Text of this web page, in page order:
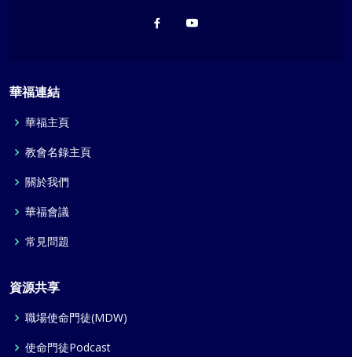
華福連結
華福主頁
教會名錄主頁
關於我們
華福會議
常見問題
資源共享
職場使命門徒(MDW)
使命門徒Podcast